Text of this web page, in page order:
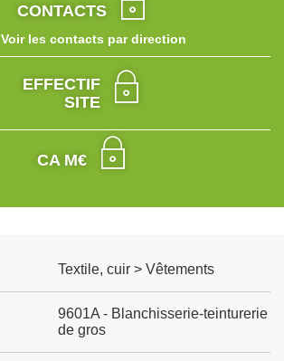
CONTACTS
Voir les contacts par direction
EFFECTIF
SITE
CA M€
Textile, cuir > Vêtements
9601A - Blanchisserie-teinturerie
de gros